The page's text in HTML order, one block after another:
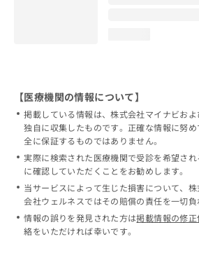
【医療機関の情報について】
掲載している情報は、株式会社マイナビお
独自に収集したものです。正確な情報に努
全に保証するものではありません。
実際に検索された医療機関で受診を希望さ
に確認していただくことをお勧めします。
当サービスによって生じた損害について、
会社ウェルネスではその賠償の責任を一切負
情報の誤りを発見された方は掲載情報の修
絡をいただければ幸いです。